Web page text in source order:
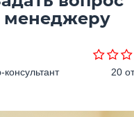
менеджеру
20